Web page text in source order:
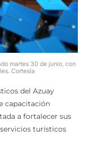
martes 30 de junio, con
Cortesía
del Azuay
capacitación
a fortalecer sus
turísticos